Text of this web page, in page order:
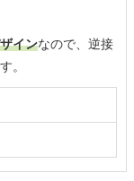
インなので、逆接
。